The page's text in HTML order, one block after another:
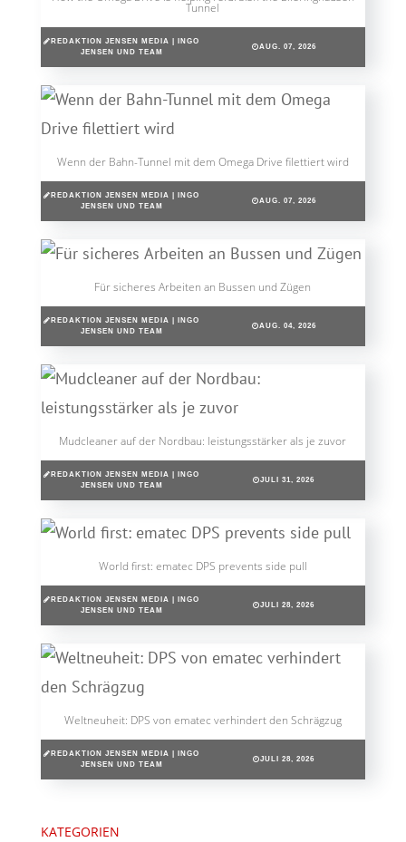
Tunnel
REDAKTION JENSEN MEDIA | INGO
JENSEN UND TEAM
AUG. 07, 2026
Wenn der Bahn-Tunnel mit dem Omega Drive filettiert wird
REDAKTION JENSEN MEDIA | INGO
JENSEN UND TEAM
AUG. 07, 2026
Für sicheres Arbeiten an Bussen und Zügen
REDAKTION JENSEN MEDIA | INGO
JENSEN UND TEAM
AUG. 04, 2026
Mudcleaner auf der Nordbau: leistungsstärker als je zuvor
REDAKTION JENSEN MEDIA | INGO
JENSEN UND TEAM
JULI 31, 2026
World first: ematec DPS prevents side pull
REDAKTION JENSEN MEDIA | INGO
JENSEN UND TEAM
JULI 28, 2026
Weltneuheit: DPS von ematec verhindert den Schrägzug
REDAKTION JENSEN MEDIA | INGO
JENSEN UND TEAM
JULI 28, 2026
KATEGORIEN